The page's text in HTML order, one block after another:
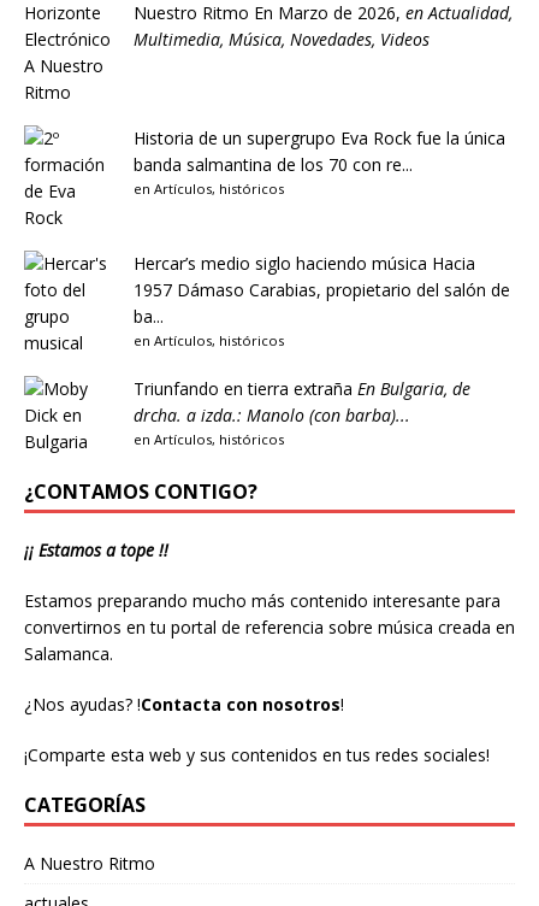
Nuestro Ritmo En Marzo de 2026, enActualidad,
Multimedia, Música, Novedades, Videos
Historia de un supergrupo Eva Rock fue la única
banda salmantina de los 70 con re...
en Artículos, históricos
Hercar’s medio siglo haciendo música Hacia
1957 Dámaso Carabias, propietario del salón de
ba...
en Artículos, históricos
Triunfando en tierra extraña En Bulgaria, de
drcha. a izda.: Manolo (con barba)...
en Artículos, históricos
¿CONTAMOS CONTIGO?
¡¡ Estamos a tope !!
Estamos preparando mucho más contenido interesante para
convertirnos en tu portal de referencia sobre música creada en
Salamanca.
¿Nos ayudas? !Contacta con nosotros!
¡Comparte esta web y sus contenidos en tus redes sociales!
CATEGORÍAS
A Nuestro Ritmo